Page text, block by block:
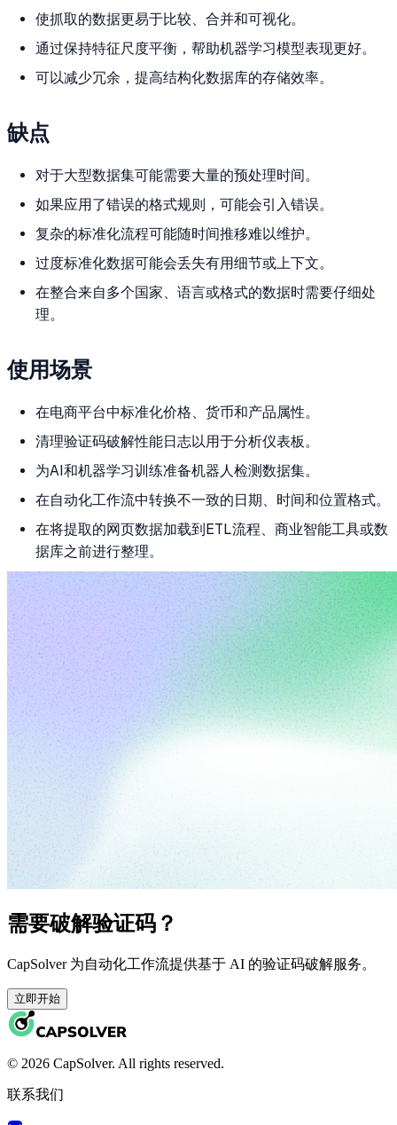
使抓取的数据更易于比较、合并和可视化。
通过保持特征尺度平衡，帮助机器学习模型表现更好。
可以减少冗余，提高结构化数据库的存储效率。
缺点
对于大型数据集可能需要大量的预处理时间。
如果应用了错误的格式规则，可能会引入错误。
复杂的标准化流程可能随时间推移难以维护。
过度标准化数据可能会丢失有用细节或上下文。
在整合来自多个国家、语言或格式的数据时需要仔细处
理。
使用场景
在电商平台中标准化价格、货币和产品属性。
清理验证码破解性能日志以用于分析仪表板。
为AI和机器学习训练准备机器人检测数据集。
在自动化工作流中转换不一致的日期、时间和位置格式。
在将提取的网页数据加载到ETL流程、商业智能工具或数
据库之前进行整理。
需要破解验证码？
CapSolver 为自动化工作流提供基于 AI 的验证码破解服务。
立即开始
© 2026 CapSolver. All rights reserved.
联系我们